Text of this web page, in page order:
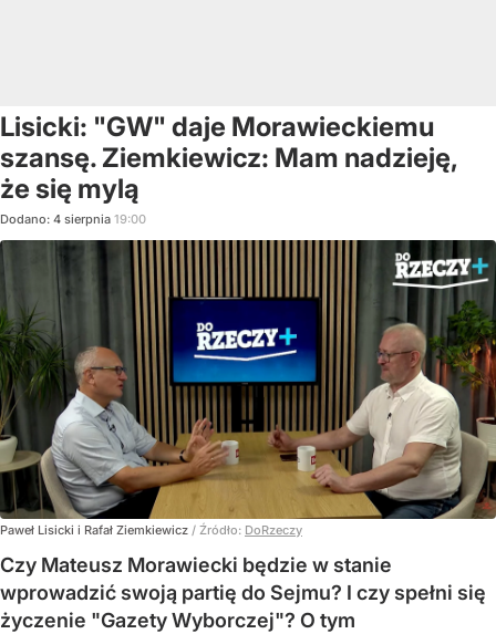
Lisicki: "GW" daje Morawieckiemu
szansę. Ziemkiewicz: Mam nadzieję,
że się mylą
Dodano: 4 sierpnia 19:00
Paweł Lisicki i Rafał Ziemkiewicz / Źródło: DoRzeczy
Czy Mateusz Morawiecki będzie w stanie
wprowadzić swoją partię do Sejmu? I czy spełni się
życzenie "Gazety Wyborczej"? O tym